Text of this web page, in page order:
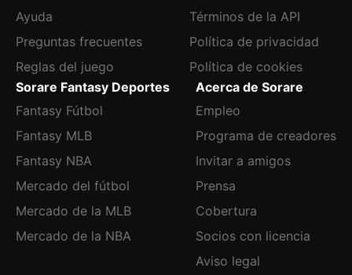
Ayuda
Preguntas frecuentes
Reglas del juego
Términos de la API
Política de privacidad
Política de cookies
Sorare Fantasy Deportes
Fantasy Fútbol
Fantasy MLB
Fantasy NBA
Mercado del fútbol
Mercado de la MLB
Mercado de la NBA
Acerca de Sorare
Empleo
Programa de creadores
Invitar a amigos
Prensa
Cobertura
Socios con licencia
Aviso legal